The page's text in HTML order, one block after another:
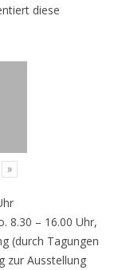
diese
»
8.30 – 16.00 Uhr,
(durch Tagungen
zur Ausstellung